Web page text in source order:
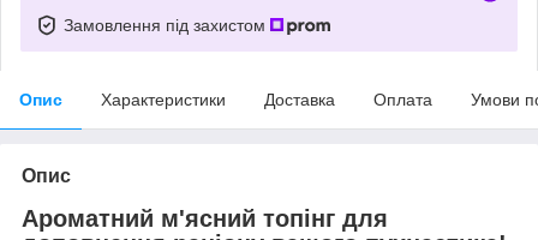
Замовлення під захистом
Опис Характеристики Доставка Оплата Умови
Опис
Ароматний м'ясний топінг для